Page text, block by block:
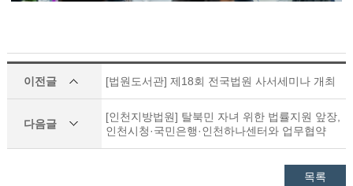
이전글 [법원도서관] 제18회 전국법원 사서세미나 개최
다음글
[인천지방법원] 탈북민 자녀 위한 법률지원 앞장,
인천시청·국민은행·인천하나센터와 업무협약
목록